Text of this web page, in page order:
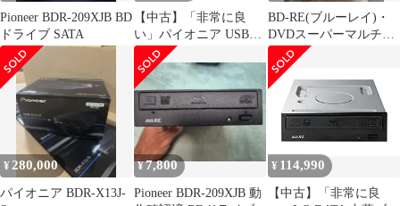
Pioneer BDR-209XJB BD
ドライブ SATA
【中古】「非常に良
い」パイオニア USB3.0
対応 ポータブルBDド
ライブ（ブラック）
BDR-XD07BK
BD-RE(ブルーレイ)・
DVDスーパーマルチコ
ンボドライブ
¥280,000
パイオニア BDR-X13J-
¥7,800
Pioneer BDR-209XJB 動
¥ 114,990
【中古】「非常に良